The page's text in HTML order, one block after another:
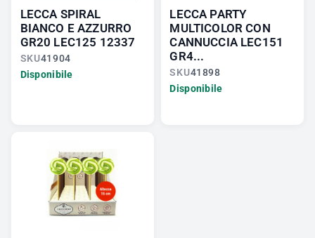
LECCA SPIRAL
BIANCO E AZZURRO
GR20 LEC125 12337
SKU41904
Disponibile
LECCA PARTY
MULTICOLOR CON
CANNUCCIA LEC151
GR4...
SKU41898
Disponibile